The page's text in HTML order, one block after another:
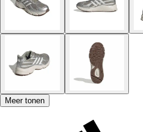
Meer tonen